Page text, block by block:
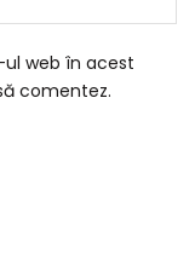
web în acest
comentez.